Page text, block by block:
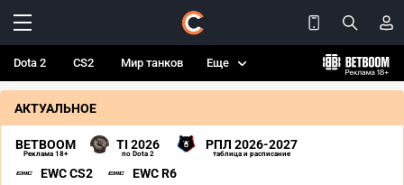
Dota 2 CS2 Мир танков Еще
АКТУАЛЬНОЕ
BETBOOM
Реклама 18+
TI 2026
по Dota 2
РПЛ 2026-2027
таблица и расписание
EWC CS2 EWC R6